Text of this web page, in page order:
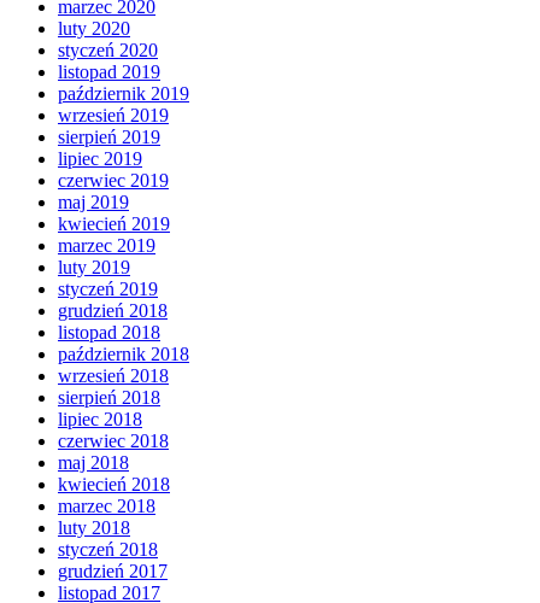
marzec 2020
luty 2020
styczeń 2020
listopad 2019
październik 2019
wrzesień 2019
sierpień 2019
lipiec 2019
czerwiec 2019
maj 2019
kwiecień 2019
marzec 2019
luty 2019
styczeń 2019
grudzień 2018
listopad 2018
październik 2018
wrzesień 2018
sierpień 2018
lipiec 2018
czerwiec 2018
maj 2018
kwiecień 2018
marzec 2018
luty 2018
styczeń 2018
grudzień 2017
listopad 2017